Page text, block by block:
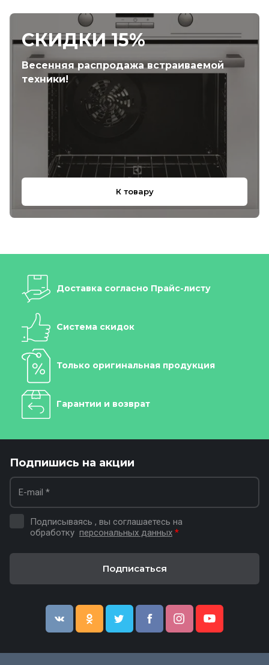
СКИДКИ 15%
Весенняя распродажа встраиваемой
техники!
К товару
Доставка согласно Прайс-листу
Система скидок
Только оригинальная продукция
Гарантии и возврат
Подпишись на акции
Подписываясь , вы соглашаетесь на
обработку персональных данных *
Подписаться